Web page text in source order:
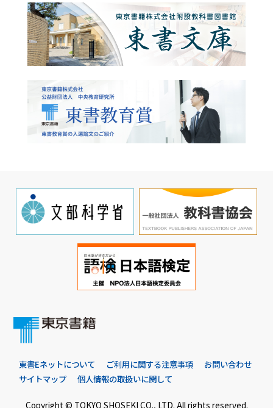
東書Eネットについて ご利用に関する注意事項
お問い合わせ
サイトマップ
個人情報の取扱いに関して
Copyright © TOKYO SHOSEKI CO., LTD. All rights reserved.